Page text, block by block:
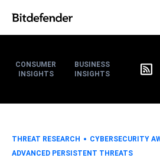
CONSUMER
INSIGHTS
BUSINESS
INSIGHTS
THREAT RESEARCH
CYBERSECURITY
ADVANCED PERSISTENT THREATS